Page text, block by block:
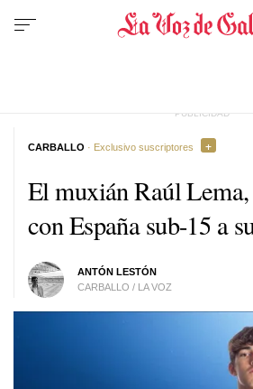
El muxián Raúl
con España sub-15 a
ANTÓN LESTÓN
CARBALLO / LA VOZ
CARBALLO · Exclusivo suscriptores